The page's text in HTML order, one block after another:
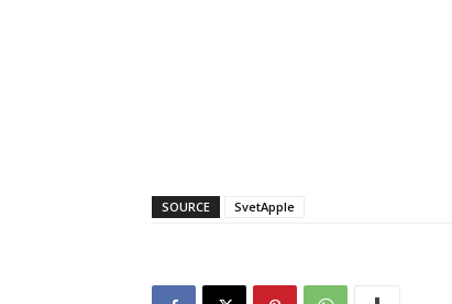
SOURCE SvetApple